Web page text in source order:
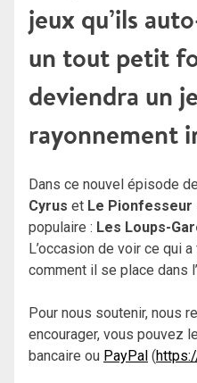
jeux qu’ils
un tout petit
deviendra un
rayonnement
Dans ce nouvel épisode
Cyrus et Le Pionfesseur
populaire : Les Loups-
L’occasion de voir ce qui
comment il se place dans
Pour nous soutenir, nous
encourager, vous pouvez
bancaire ou PayPal (